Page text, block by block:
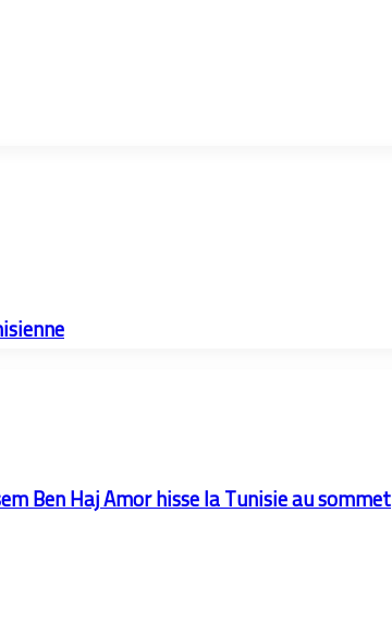
Ben Haj Amor hisse la Tunisie au sommet